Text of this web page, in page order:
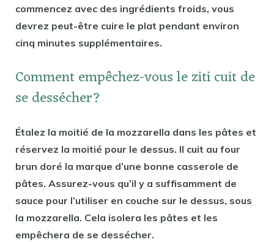
commencez avec des ingrédients froids, vous
devrez peut-être cuire le plat pendant environ
cinq minutes supplémentaires.
Comment empêchez-vous le ziti cuit de
se dessécher?
Étalez la moitié de la mozzarella dans les pâtes et
réservez la moitié pour le dessus. Il cuit au four
brun doré la marque d’une bonne casserole de
pâtes. Assurez-vous qu’il y a suffisamment de
sauce pour l’utiliser en couche sur le dessus, sous
la mozzarella. Cela isolera les pâtes et les
empêchera de se dessécher.